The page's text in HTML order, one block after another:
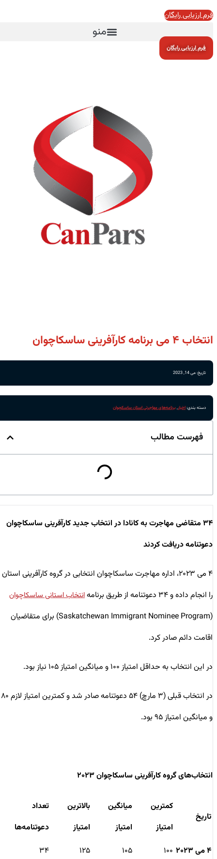
فرم ارزیابی رایگان
منو
فرم ارزیابی رایگان
انتخاب ۴ می برنامه کارآفرینی ساسکاچوان
تاریخ: می 14, 2023
دسته بندی:اخبار,برنامه‌های مهاجرتی استان ساسکچوان
فهرست مطالب
۳۴ متقاضی مهاجرت به کانادا در انتخاب جدید کارآفرینی ساسکاچوان
دعوتنامه دریافت کردند
۴ می ۲۰۲۳، اداره مهاجرت ساسکاچوان انتخابی در گروه کارآفرینی استان
را انجام داده و ۳۴ دعوتنامه از طریق برنامه
انتخاب استانی ساسکاچوان
(Saskatchewan Immigrant Nominee Program) برای متقاضیان
اقامت دائم صادر کرد.
در این انتخاب به حداقل امتیاز ۱۰۰ و میانگین امتیاز ۱۰۵ نیاز بود.
در انتخاب قبلی (۳ مارچ) ۵۴ دعوتنامه صادر شد و کمترین امتیاز لازم ۸۰
و میانگین امتیاز ۹۵ بود.
انتخاب‌های گروه کارآفرینی ساسکاچوان ۲۰۲۳
تاریخ
کمترین
امتیاز
میانگین
امتیاز
بالاترین
امتیاز
تعداد
دعوتنامه‌ها
۴ می ۲۰۲۳
۱۰۰ ۱۰۵ ۱۲۵ ۳۴